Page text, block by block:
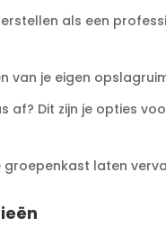
als een
van je eigen
af? Dit zijn je opties
groepenkast laten